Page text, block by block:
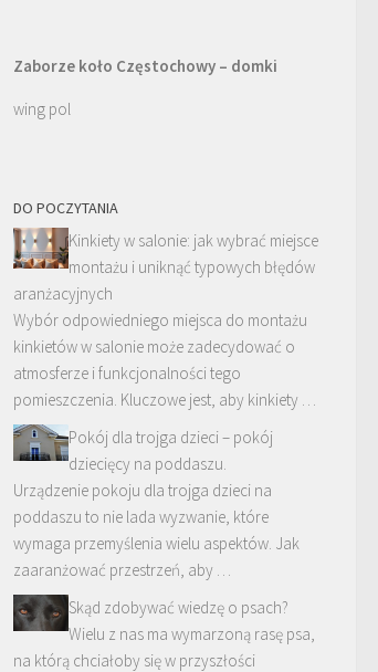
Zaborze koło Częstochowy – domki
wing pol
DO POCZYTANIA
Kinkiety w salonie: jak wybrać miejsce
montażu i uniknąć typowych błędów
aranżacyjnych
Wybór odpowiedniego miejsca do montażu
kinkietów w salonie może zadecydować o
atmosferze i funkcjonalności tego
pomieszczenia. Kluczowe jest, aby kinkiety …
Pokój dla trojga dzieci – pokój
dziecięcy na poddaszu.
Urządzenie pokoju dla trojga dzieci na
poddaszu to nie lada wyzwanie, które
wymaga przemyślenia wielu aspektów. Jak
zaaranżować przestrzeń, aby …
Skąd zdobywać wiedzę o psach?
Wielu z nas ma wymarzoną rasę psa,
na którą chciałoby się w przyszłości